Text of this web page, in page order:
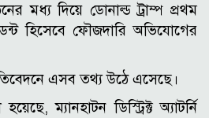
মধ্য দিয়ে ডোনাল্ড ট্রাম্প প্রথম
হিসেবে ফৌজদারি অভিযোগের
এসব তথ্য উঠে এসেছে।
ম্যানহাটন ডিস্ট্রিক্ট অ্যাটর্নি